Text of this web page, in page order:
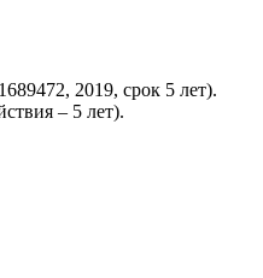
2019, срок 5 лет).
– 5 лет).